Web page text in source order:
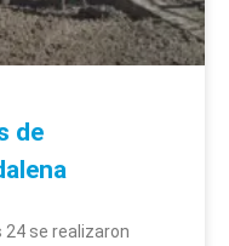
de
24 se realizaron